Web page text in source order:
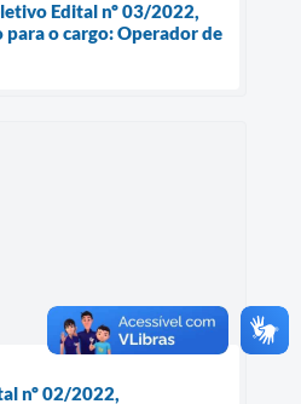
Edital nº 03/2022,
o cargo: Operador de
nº 02/2022,